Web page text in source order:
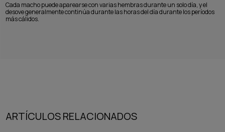
Cada macho puede aparearse con varias hembras durante un solo día, y el
desove generalmente continúa durante las horas del día durante los períodos
más cálidos.
ARTÍCULOS RELACIONADOS